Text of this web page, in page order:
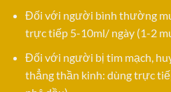
Đối với người bình thường
trực tiếp 5-10ml/ ngày (1-2
Đối với người bị tim mạch,
thẳng thần kinh: dùng trực